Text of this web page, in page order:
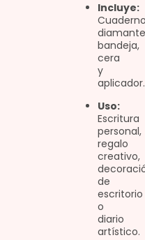
Incluye:
bandeja,
cera
y
aplicador.
Uso:
Escritura
personal,
regalo
creativo,
de
escritorio
o
diario
artístico.